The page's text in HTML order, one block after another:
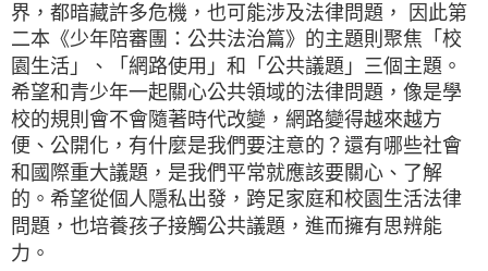
界，都暗藏許多危機，也可能涉及法律問題， 因此第
二本《少年陪審團：公共法治篇》的主題則聚焦「校
園生活」、「網路使用」和「公共議題」三個主題。
希望和青少年一起關心公共領域的法律問題，像是學
校的規則會不會隨著時代改變，網路變得越來越方
便、公開化，有什麼是我們要注意的？還有哪些社會
和國際重大議題，是我們平常就應該要關心、了解
的。希望從個人隱私出發，跨足家庭和校園生活法律
問題，也培養孩子接觸公共議題，進而擁有思辨能
力。